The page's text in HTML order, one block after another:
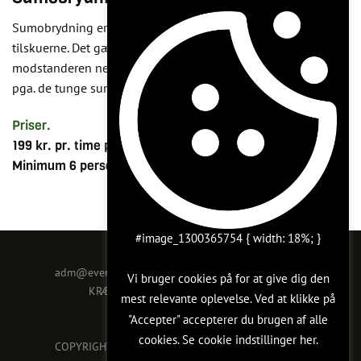
Sumobrydning er en morsom og sjov aktivitet for alle, også
tilskuerne. Det gælder om at bryde med hinanden og få
modstanderen ned at lægge. Det er en fysisk hård aktivitet
pga. de tunge sumodragter.
Priser.
199 kr. pr. time pr. person
Minimum 6 personer.
adm@event-ertebjerggaard.com
· +45 61 65 87 09
KRÆNKERUPVEJ 14A, 4200 SLAGELSE
CVR: 25365968
COPYRIGHT 2026 © EVENTCAMP ERTEBJERGGAARD
#image_1300365754 { width: 18%; }
Vi bruger cookies på for at give dig den
mest relevante oplevelse. Ved at klikke på
"Accepter" accepterer du brugen af ​​alle
cookies. Se cookie indstillingerher.